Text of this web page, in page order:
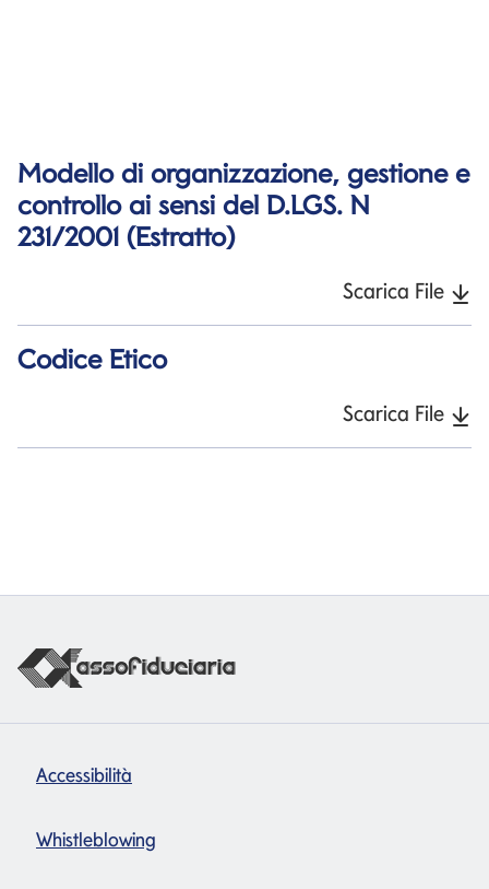
Modello di organizzazione, gestione e
controllo ai sensi del D.LGS. N
231/2001 (Estratto)
Scarica File
Codice Etico
Scarica File
Accessibilità
Whistleblowing